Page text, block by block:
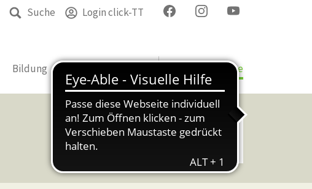
Suche Login click-TT
Bildung Bezirke & Kreise